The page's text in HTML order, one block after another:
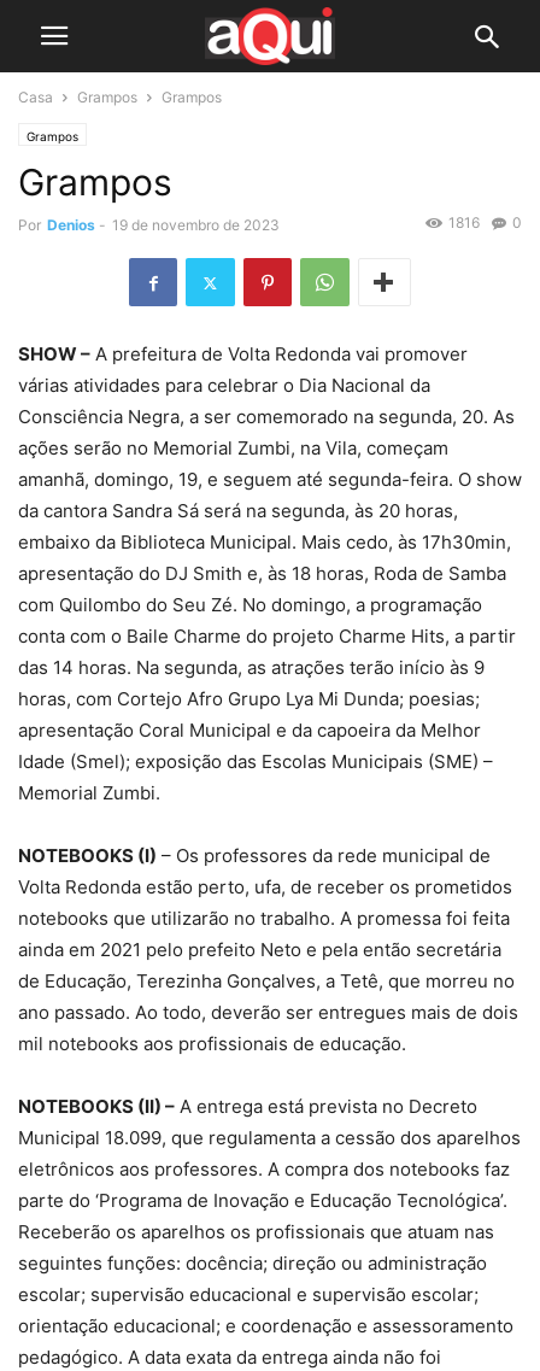
Casa Grampos Grampos
Grampos
Grampos
Por Denios - 19 de novembro de 2023 0
1816
SHOW – A prefeitura de Volta Redonda vai promover
várias atividades para celebrar o Dia Nacional da
Consciência Negra, a ser comemorado na segunda, 20. As
ações serão no Memorial Zumbi, na Vila, começam
amanhã, domingo, 19, e seguem até segunda-feira. O show
da cantora Sandra Sá será na segunda, às 20 horas,
embaixo da Biblioteca Municipal. Mais cedo, às 17h30min,
apresentação do DJ Smith e, às 18 horas, Roda de Samba
com Quilombo do Seu Zé. No domingo, a programação
conta com o Baile Charme do projeto Charme Hits, a partir
das 14 horas. Na segunda, as atrações terão início às 9
horas, com Cortejo Afro Grupo Lya Mi Dunda; poesias;
apresentação Coral Municipal e da capoeira da Melhor
Idade (Smel); exposição das Escolas Municipais (SME) –
Memorial Zumbi.
NOTEBOOKS (I) – Os professores da rede municipal de
Volta Redonda estão perto, ufa, de receber os prometidos
notebooks que utilizarão no trabalho. A promessa foi feita
ainda em 2021 pelo prefeito Neto e pela então secretária
de Educação, Terezinha Gonçalves, a Tetê, que morreu no
ano passado. Ao todo, deverão ser entregues mais de dois
mil notebooks aos profissionais de educação.
NOTEBOOKS (II) – A entrega está prevista no Decreto
Municipal 18.099, que regulamenta a cessão dos aparelhos
eletrônicos aos professores. A compra dos notebooks faz
parte do ‘Programa de Inovação e Educação Tecnológica’.
Receberão os aparelhos os profissionais que atuam nas
seguintes funções: docência; direção ou administração
escolar; supervisão educacional e supervisão escolar;
orientação educacional; e coordenação e assessoramento
pedagógico. A data exata da entrega ainda não foi